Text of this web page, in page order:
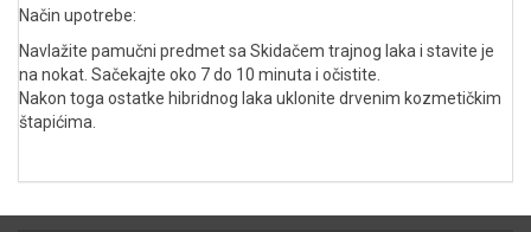
Način upotrebe:
Navlažite pamučni predmet sa Skidačem trajnog laka i stavite je
na nokat. Sačekajte oko 7 do 10 minuta i očistite.
Nakon toga ostatke hibridnog laka uklonite drvenim kozmetičkim
štapićima.